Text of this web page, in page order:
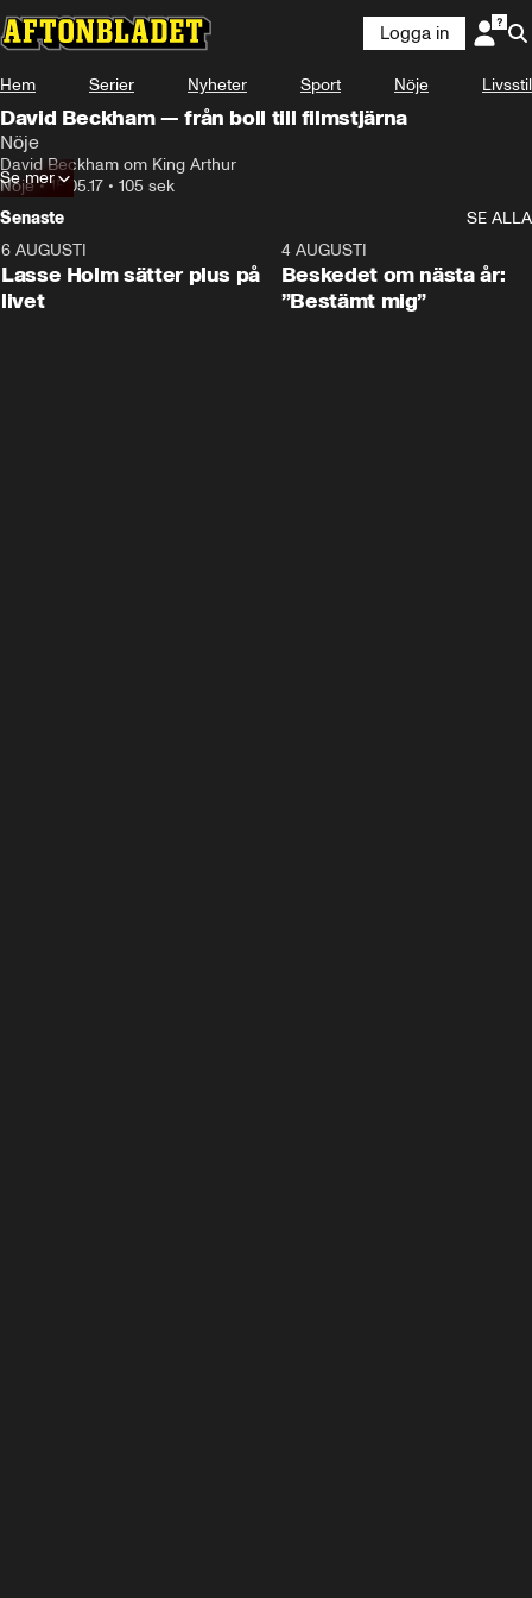
Logga in
Hem Serier Nyheter Sport Nöje Livsstil
David Beckham — från boll till filmstjärna
Nöje
David Beckham om King Arthur
Nöje•15.05.17 • 105 sek
Se mer
Senaste
SE ALLA
6 AUGUSTI
Lasse Holm sätter plus på
livet
4 AUGUSTI
Beskedet om nästa år:
”Bestämt mig”